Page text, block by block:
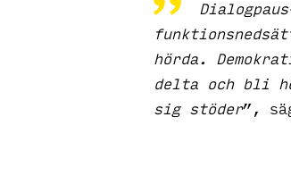
hörda.
delta och bli
sig stöder”,